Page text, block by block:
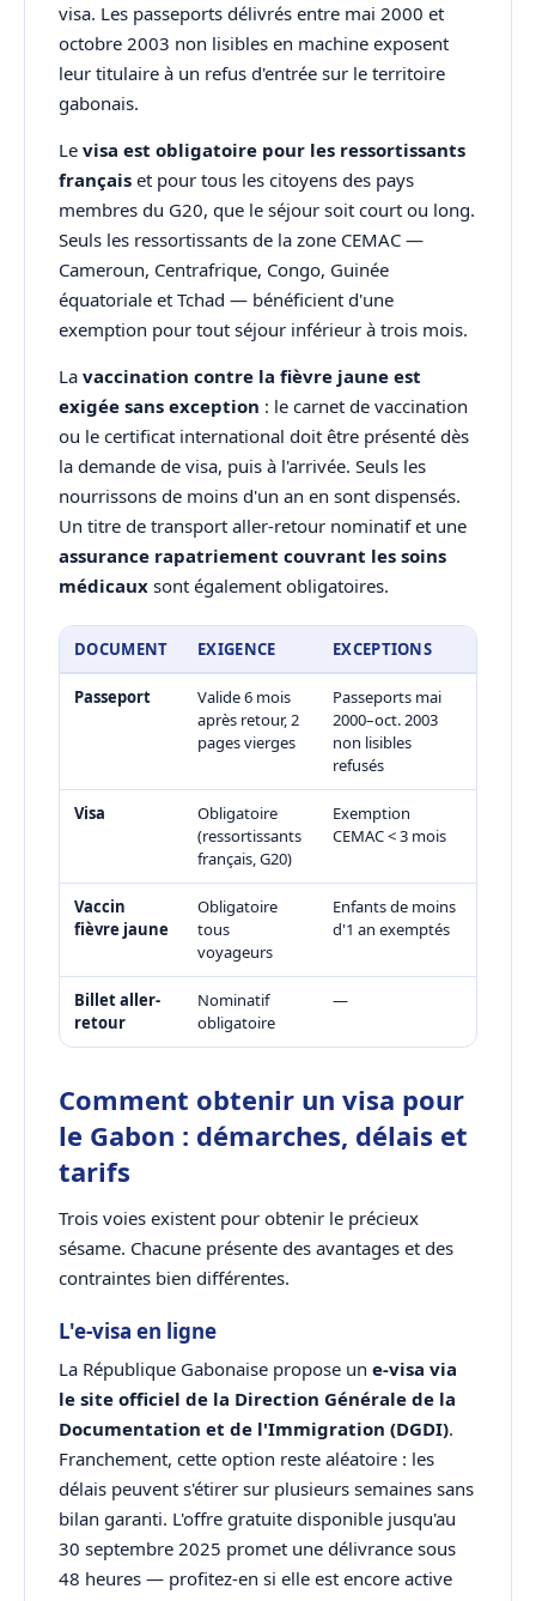
visa. Les passeports délivrés entre mai 2000 et
octobre 2003 non lisibles en machine exposent
leur titulaire à un refus d'entrée sur le territoire
gabonais.
Le visa est obligatoire pour les ressortissants
français et pour tous les citoyens des pays
membres du G20, que le séjour soit court ou long.
Seuls les ressortissants de la zone CEMAC —
Cameroun, Centrafrique, Congo, Guinée
équatoriale et Tchad — bénéficient d'une
exemption pour tout séjour inférieur à trois mois.
La vaccination contre la fièvre jaune est
exigée sans exception : le carnet de vaccination
ou le certificat international doit être présenté dès
la demande de visa, puis à l'arrivée. Seuls les
nourrissons de moins d'un an en sont dispensés.
Un titre de transport aller-retour nominatif et une
assurance rapatriement couvrant les soins
médicaux sont également obligatoires.
DOCUMENT EXIGENCE EXCEPTIONS
Passeport
Valide 6 mois
après retour, 2
pages vierges
Passeports mai
2000–oct. 2003
non lisibles
refusés
Visa
Obligatoire
(ressortissants
français, G20)
Exemption
CEMAC < 3 mois
Vaccin
fièvre jaune
Obligatoire
tous
voyageurs
Enfants de moins
d'1 an exemptés
Billet aller-
retour
Nominatif
obligatoire
—
Comment obtenir un visa pour
le Gabon : démarches, délais et
tarifs
Trois voies existent pour obtenir le précieux
sésame. Chacune présente des avantages et des
contraintes bien différentes.
L'e-visa en ligne
La République Gabonaise propose un e-visa via
le site officiel de la Direction Générale de la
Documentation et de l'Immigration (DGDI).
Franchement, cette option reste aléatoire : les
délais peuvent s'étirer sur plusieurs semaines sans
bilan garanti. L'offre gratuite disponible jusqu'au
30 septembre 2025 promet une délivrance sous
48 heures — profitez-en si elle est encore active